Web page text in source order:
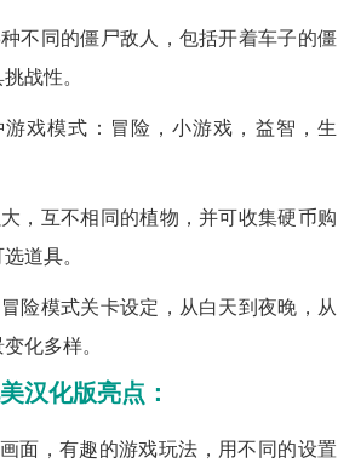
不同的僵尸敌人，包括开着车子的僵
挑战性。
戏模式：冒险，小游戏，益智，生
，互不相同的植物，并可收集硬币购
选道具。
险模式关卡设定，从白天到夜晚，从
化多样。
汉化版亮点：
面，有趣的游戏玩法，用不同的设置